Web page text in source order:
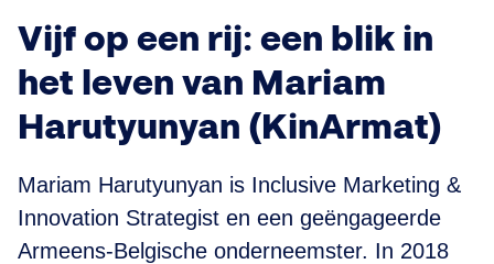
Vijf op een rij: een blik in
het leven van Mariam
Harutyunyan (KinArmat)
Mariam Harutyunyan is Inclusive Marketing &
Innovation Strategist en een geëngageerde
Armeens-Belgische onderneemster. In 2018